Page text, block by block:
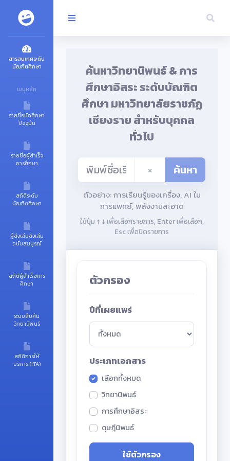
สารสนเทศระดับ
บัณฑิตศึกษา
เมนูหลัก
รายชื่อนักศึกษา
ปัจจุบัน
รายชื่อผู้สำเร็จ
การศึกษา
สถิติระดับ
บัณฑิตศึกษา
ผู้ส่งเล่มส่งเล่ม
ฉบับสมบูรณ์
สถิติผู้สำเร็จการ
ศึกษา
ระบบสืบค้น
วิทยานิพนธ์
สถิติการให้
บริการ (ITA)
ค้นหาวิทยานิพนธ์ & การ
ศึกษาอิสระ ระดับบัณฑิต
ศึกษา มหาวิทยาลัยราชภัฏ
เชียงราย สำหรับบุคคล
ทั่วไป
× ค้นหา
ตัวอย่าง: การเรียนรู้ของเครื่อง, AI ใน
การแพทย์, พลังงานสะอาด
ใช้ปุ่ม ↑ ↓ เพื่อเลือกรายการ, Enter เพื่อเลือก,
Esc เพื่อปิดรายการ
ตัวกรอง
ปีที่เผยแพร่
ประเภทเอกสาร
เลือกทั้งหมด
วิทยานิพนธ์
การศึกษาอิสระ
ดุษฎีนิพนธ์
ใช้ตัวกรอง